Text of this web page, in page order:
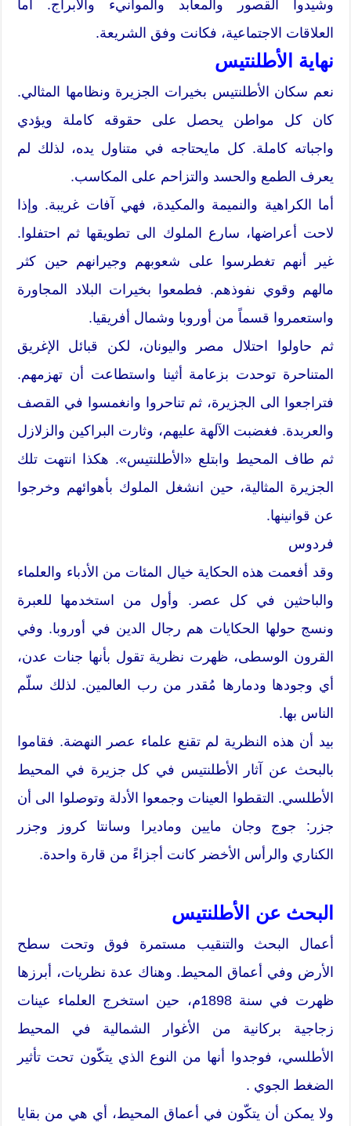
وشيدوا القصور والمعابد والموانيء والأبراج. أما
العلاقات الاجتماعية، فكانت وفق الشريعة.
نهاية الأطلنتيس
نعم سكان الأطلنتيس بخيرات الجزيرة ونظامها المثالي.
كان كل مواطن يحصل على حقوقه كاملة ويؤدي
واجباته كاملة. كل مايحتاجه في متناول يده، لذلك لم
يعرف الطمع والحسد والتزاحم على المكاسب.
أما الكراهية والنميمة والمكيدة، فهي آفات غريبة. وإذا
لاحت أعراضها، سارع الملوك الى تطويقها ثم احتفلوا.
غير أنهم تغطرسوا على شعوبهم وجيرانهم حين كثر
مالهم وقوي نفوذهم. فطمعوا بخيرات البلاد المجاورة
واستعمروا قسماً من أوروبا وشمال أفريقيا.
ثم حاولوا احتلال مصر واليونان، لكن قبائل الإغريق
المتناحرة توحدت بزعامة أثينا واستطاعت أن تهزمهم.
فتراجعوا الى الجزيرة، ثم تناحروا وانغمسوا في القصف
والعربدة. فغضبت الآلهة عليهم، وثارت البراكين والزلازل
ثم طاف المحيط وابتلع «الأطلنتيس». هكذا انتهت تلك
الجزيرة المثالية، حين انشغل الملوك بأهوائهم وخرجوا
عن قوانينها.
فردوس
وقد أفعمت هذه الحكاية خيال المئات من الأدباء والعلماء
والباحثين في كل عصر. وأول من استخدمها للعبرة
ونسج حولها الحكايات هم رجال الدين في أوروبا. وفي
القرون الوسطى، ظهرت نظرية تقول بأنها جنات عدن،
أي وجودها ودمارها مُقدر من رب العالمين. لذلك سلّم
الناس بها.
بيد أن هذه النظرية لم تقنع علماء عصر النهضة. فقاموا
بالبحث عن آثار الأطلنتيس في كل جزيرة في المحيط
الأطلسي. التقطوا العينات وجمعوا الأدلة وتوصلوا الى أن
جزر: جوج وجان مايين وماديرا وسانتا كروز وجزر
الكناري والرأس الأخضر كانت أجزاءً من قارة واحدة.
البحث عن الأطلنتيس
أعمال البحث والتنقيب مستمرة فوق وتحت سطح
الأرض وفي أعماق المحيط. وهناك عدة نظريات، أبرزها
ظهرت في سنة 1898م، حين استخرج العلماء عينات
زجاجية بركانية من الأغوار الشمالية في المحيط
الأطلسي، فوجدوا أنها من النوع الذي يتكّون تحت تأثير
الضغط الجوي .
ولا يمكن أن يتكّون في أعماق المحيط، أي هي من بقايا